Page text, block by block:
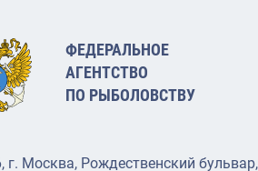
ФЕДЕРАЛЬНОЕ
АГЕНТСТВО
ПО РЫБОЛОВСТВУ
г. Москва, Рождественский бульвар,